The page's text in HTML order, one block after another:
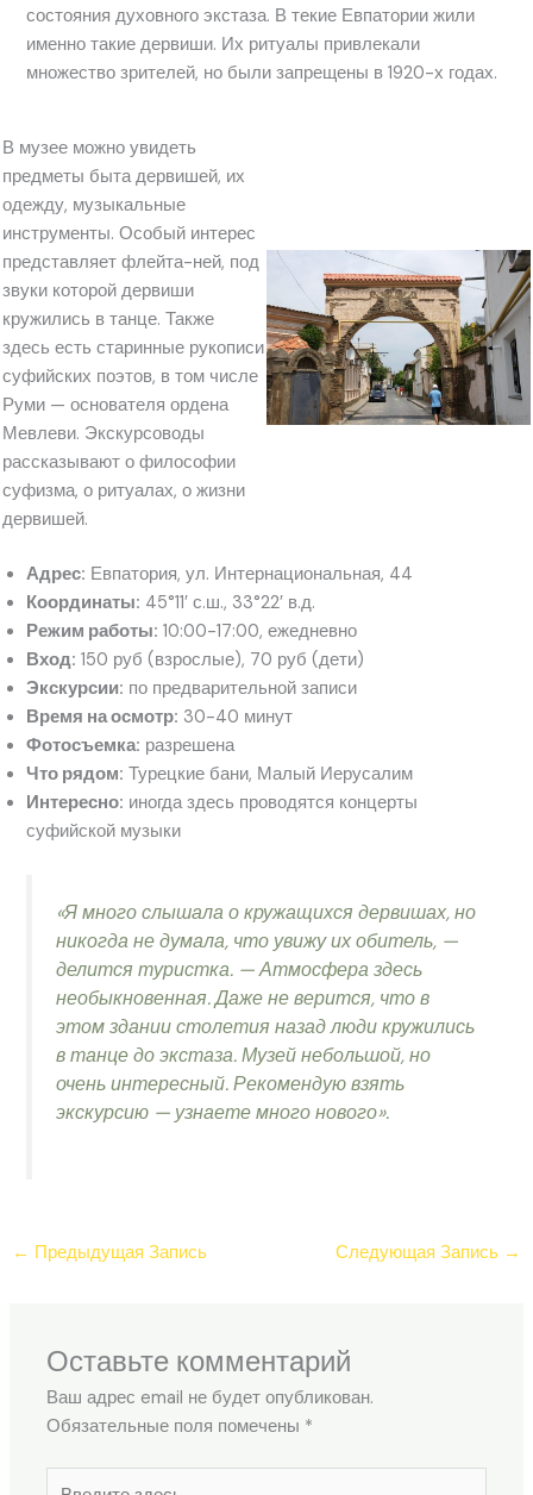
состояния духовного экстаза. В текие Евпатории жили
именно такие дервиши. Их ритуалы привлекали
множество зрителей, но были запрещены в 1920-х годах.
В музее можно увидеть
предметы быта дервишей, их
одежду, музыкальные
инструменты. Особый интерес
представляет флейта-ней, под
звуки которой дервиши
кружились в танце. Также
здесь есть старинные рукописи
суфийских поэтов, в том числе
Руми — основателя ордена
Мевлеви. Экскурсоводы
рассказывают о философии
суфизма, о ритуалах, о жизни
дервишей.
Адрес: Евпатория, ул. Интернациональная, 44
Координаты: 45°11′ с.ш., 33°22′ в.д.
Режим работы: 10:00-17:00, ежедневно
Вход: 150 руб (взрослые), 70 руб (дети)
Экскурсии: по предварительной записи
Время на осмотр: 30-40 минут
Фотосъемка: разрешена
Что рядом: Турецкие бани, Малый Иерусалим
Интересно: иногда здесь проводятся концерты
суфийской музыки
«Я много слышала о кружащихся дервишах, но
никогда не думала, что увижу их обитель, —
делится туристка. — Атмосфера здесь
необыкновенная. Даже не верится, что в
этом здании столетия назад люди кружились
в танце до экстаза. Музей небольшой, но
очень интересный. Рекомендую взять
экскурсию — узнаете много нового».
← Предыдущая Запись Следующая Запись →
Оставьте комментарий
Ваш адрес email не будет опубликован.
Обязательные поля помечены *